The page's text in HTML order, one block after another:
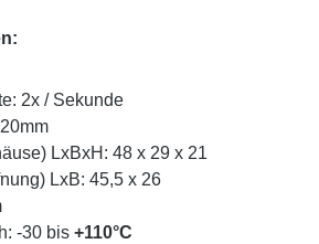
2x / Sekunde
LxBxH: 48 x 29 x 21
LxB: 45,5 x 26
-30 bis +110°C